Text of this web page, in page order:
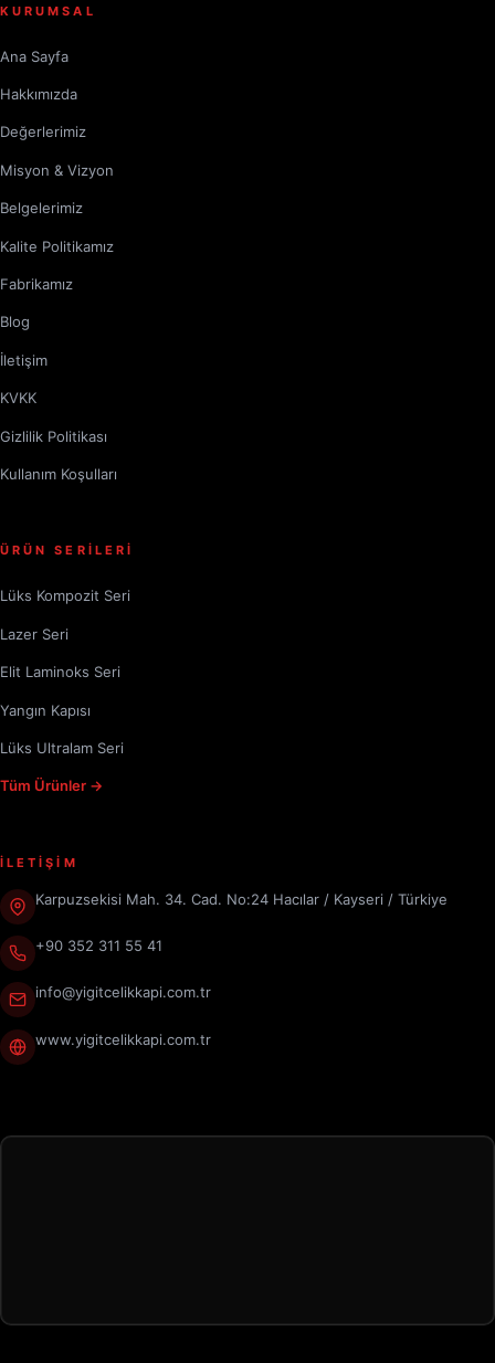
KURUMSAL
Ana Sayfa
Hakkımızda
Değerlerimiz
Misyon & Vizyon
Belgelerimiz
Kalite Politikamız
Fabrikamız
Blog
İletişim
KVKK
Gizlilik Politikası
Kullanım Koşulları
ÜRÜN SERİLERİ
Lüks Kompozit Seri
Lazer Seri
Elit Laminoks Seri
Yangın Kapısı
Lüks Ultralam Seri
Tüm Ürünler →
İLETİŞİM
Karpuzsekisi Mah. 34. Cad. No:24 Hacılar / Kayseri / Türkiye
+90 352 311 55 41
info@yigitcelikkapi.com.tr
www.yigitcelikkapi.com.tr